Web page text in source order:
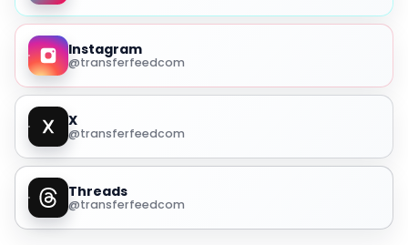
Instagram
@transferfeedcom
X
@transferfeedcom
Threads
@transferfeedcom